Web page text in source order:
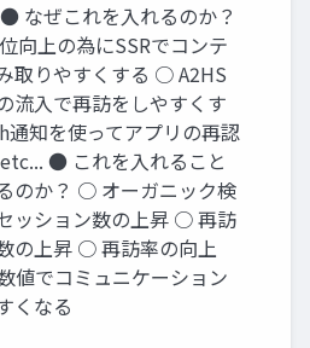
なぜこれを入れるのか？
向上の為にSSRでコンテ
取りやすくする ○ A2HS
流入で再訪をしやすくす
知を使ってアプリの再認
● これを入れること
のか？ ○ オーガニック検
ッション数の上昇 ○ 再訪
の上昇 ○ 再訪率の向上
でコミュニケーション
くなる